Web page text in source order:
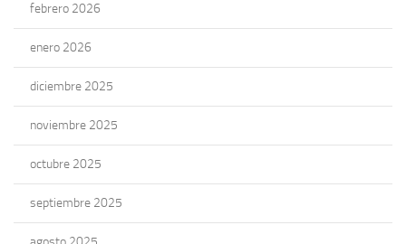
febrero 2026
enero 2026
diciembre 2025
noviembre 2025
octubre 2025
septiembre 2025